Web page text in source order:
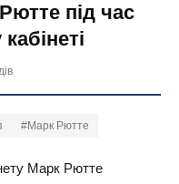
під час
#Марк Рютте
Марк Рютте